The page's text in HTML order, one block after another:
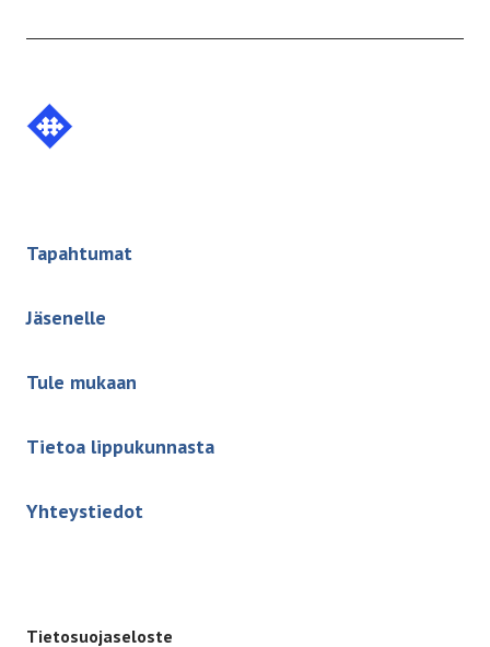
Etusivulle
Tapahtumat
Jäsenelle
Tule mukaan
Tietoa lippukunnasta
Yhteystiedot
Tietosuojaseloste